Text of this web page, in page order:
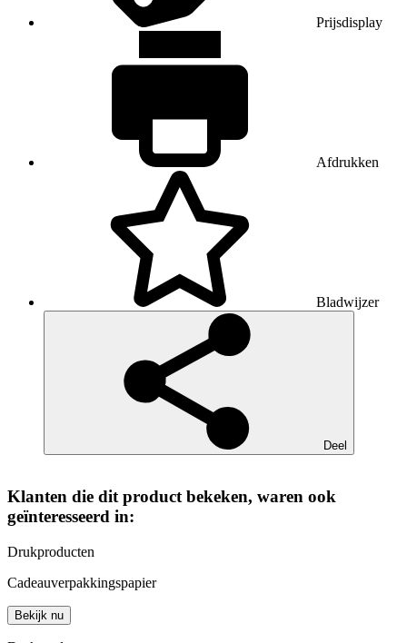
Prijsdisplay
Afdrukken
Bladwijzer
Deel
Klanten die dit product bekeken, waren ook
geïnteresseerd in:
Drukproducten
Cadeauverpakkingspapier
Bekijk nu